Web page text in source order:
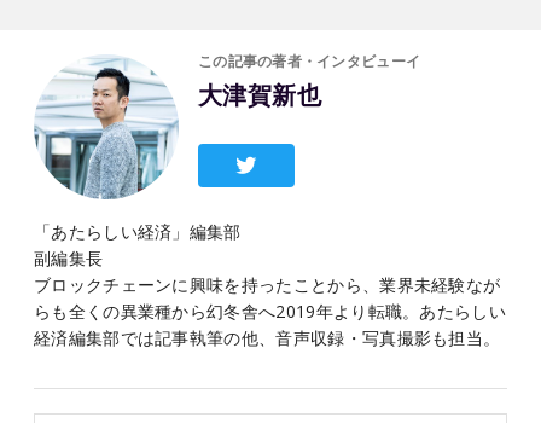
この記事の著者・インタビューイ
大津賀新也
「あたらしい経済」編集部
副編集長
ブロックチェーンに興味を持ったことから、業界未経験なが
らも全くの異業種から幻冬舎へ2019年より転職。あたらしい
経済編集部では記事執筆の他、音声収録・写真撮影も担当。